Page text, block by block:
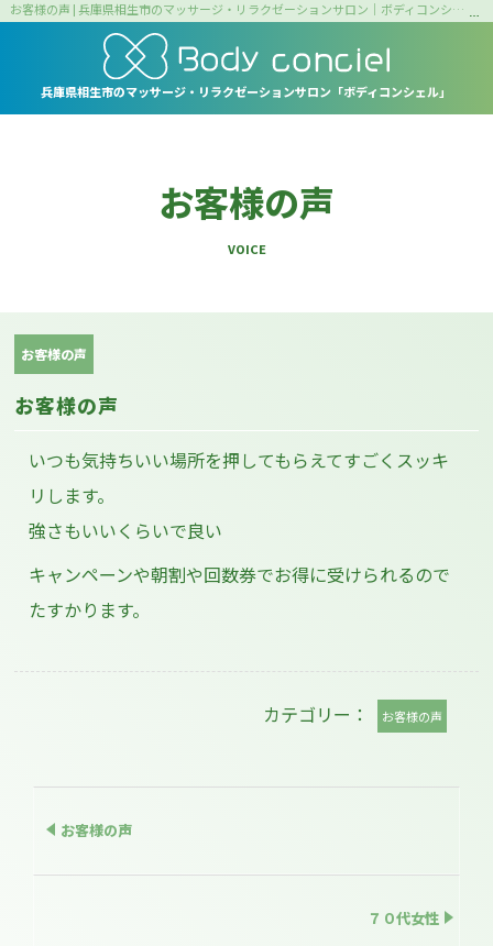
お客様の声 | 兵庫県相生市のマッサージ・リラクゼーションサロン｜ボディコンシェル
兵庫県相生市のマッサージ・リラクゼーションサロン 「ボディコンシェル」
お客様の声
VOICE
お客様の声
お客様の声
いつも気持ちいい場所を押してもらえてすごくスッキ
リします。
強さもいいくらいで良い
キャンペーンや朝割や回数券でお得に受けられるので
たすかります。
カテゴリー： お客様の声
お客様の声
７０代女性